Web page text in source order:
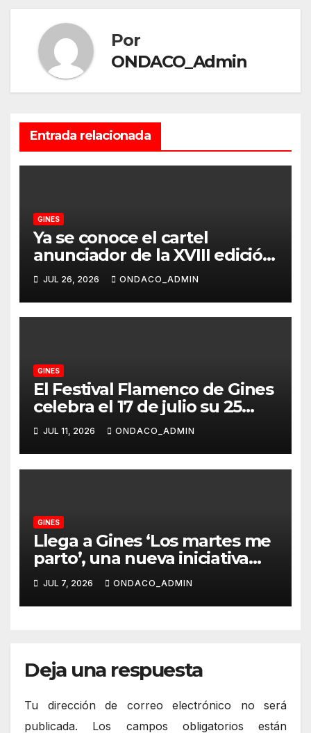
Por
ONDACO_Admin
Entrada relacionada
GINES
Ya se conoce el cartel
anunciador de la XVIII edición
de Una Pará en Gines – 2026,
obra de la reconocida artista
Nuria Barrera
JUL 26, 2026 ONDACO_ADMIN
GINES
El Festival Flamenco de Gines
celebra el 17 de julio su 25
edición regresando a sus
orígenes en el patio del
Molino
JUL 11, 2026 ONDACO_ADMIN
GINES
Llega a Gines ‘Los martes me
parto’, una nueva iniciativa
que llevará los mejores
monólogos a distintos
espacios de la localidad
JUL 7, 2026 ONDACO_ADMIN
Deja una respuesta
Tu dirección de correo electrónico no será
publicada.
Los campos obligatorios están